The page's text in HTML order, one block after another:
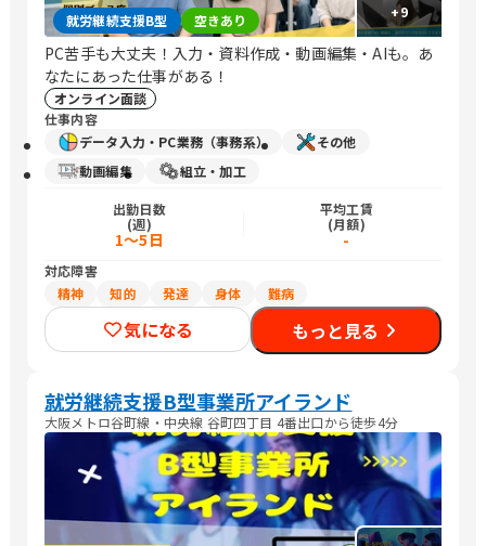
+9
就労継続支援B型 空きあり
PC苦手も大丈夫！入力・資料作成・動画編集・AIも。あ
なたにあった仕事がある！
オンライン面談
仕事内容
データ入力・PC業務（事務系）
その他
動画編集
組立・加工
出勤日数
(週)
1～5日
平均工賃
(月額)
-
対応障害
精神
知的 発達 身体 難病
気になる もっと見る
就労継続支援B型事業所アイランド
大阪メトロ谷町線・中央線 谷町四丁目 4番出口から徒歩4分